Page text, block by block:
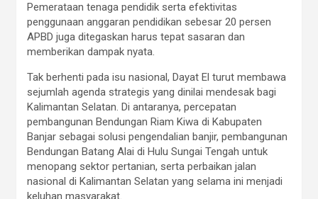
Pemerataan tenaga pendidik serta efektivitas
penggunaan anggaran pendidikan sebesar 20 persen
APBD juga ditegaskan harus tepat sasaran dan
memberikan dampak nyata.
Tak berhenti pada isu nasional, Dayat El turut membawa
sejumlah agenda strategis yang dinilai mendesak bagi
Kalimantan Selatan. Di antaranya, percepatan
pembangunan Bendungan Riam Kiwa di Kabupaten
Banjar sebagai solusi pengendalian banjir, pembangunan
Bendungan Batang Alai di Hulu Sungai Tengah untuk
menopang sektor pertanian, serta perbaikan jalan
nasional di Kalimantan Selatan yang selama ini menjadi
keluhan masyarakat.